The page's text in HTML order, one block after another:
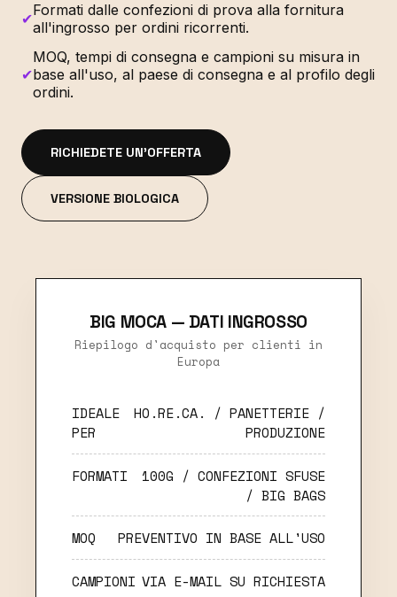
✔Formati dalle confezioni di prova alla fornitura
all'ingrosso per ordini ricorrenti.
✔
MOQ, tempi di consegna e campioni su misura in
base all'uso, al paese di consegna e al profilo degli
ordini.
RICHIEDETE UN'OFFERTA
VERSIONE BIOLOGICA
BIG MOCA — DATI INGROSSO
Riepilogo d'acquisto per clienti in
Europa
IDEALE
PER
HO.RE.CA. / PANETTERIE /
PRODUZIONE
FORMATI
100G / CONFEZIONI SFUSE
/ BIG BAGS
MOQ PREVENTIVO IN BASE ALL'USO
CAMPIONI VIA E-MAIL SU RICHIESTA